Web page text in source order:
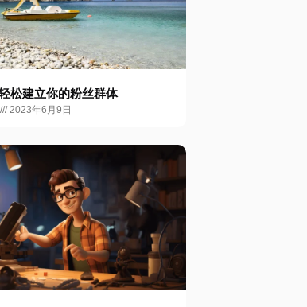
松建立你的粉丝群体
2023年6月9日